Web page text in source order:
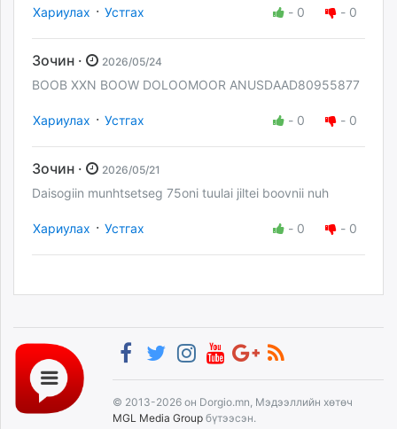
Хариулах · Устгах - 0 - 0
Зочин · 2026/05/24
BOOB XXN BOOW DOLOOMOOR ANUSDAAD80955877
Хариулах · Устгах - 0 - 0
Зочин · 2026/05/21
Daisogiin munhtsetseg 75oni tuulai jiltei boovnii nuh
Хариулах · Устгах - 0 - 0
© 2013-2026 он Dorgio.mn, Мэдээллийн хөтөч
MGL Media Group бүтээсэн.